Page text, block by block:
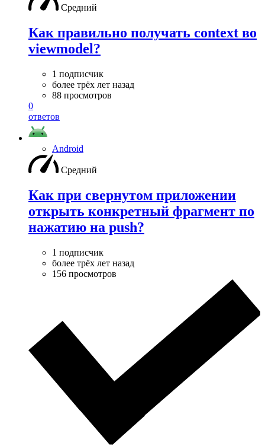
Средний
Как правильно получать context во
viewmodel?
1 подписчик
более трёх лет назад
88 просмотров
0
ответов
Android
Средний
Как при свернутом приложении
открыть конкретный фрагмент по
нажатию на push?
1 подписчик
более трёх лет назад
156 просмотров